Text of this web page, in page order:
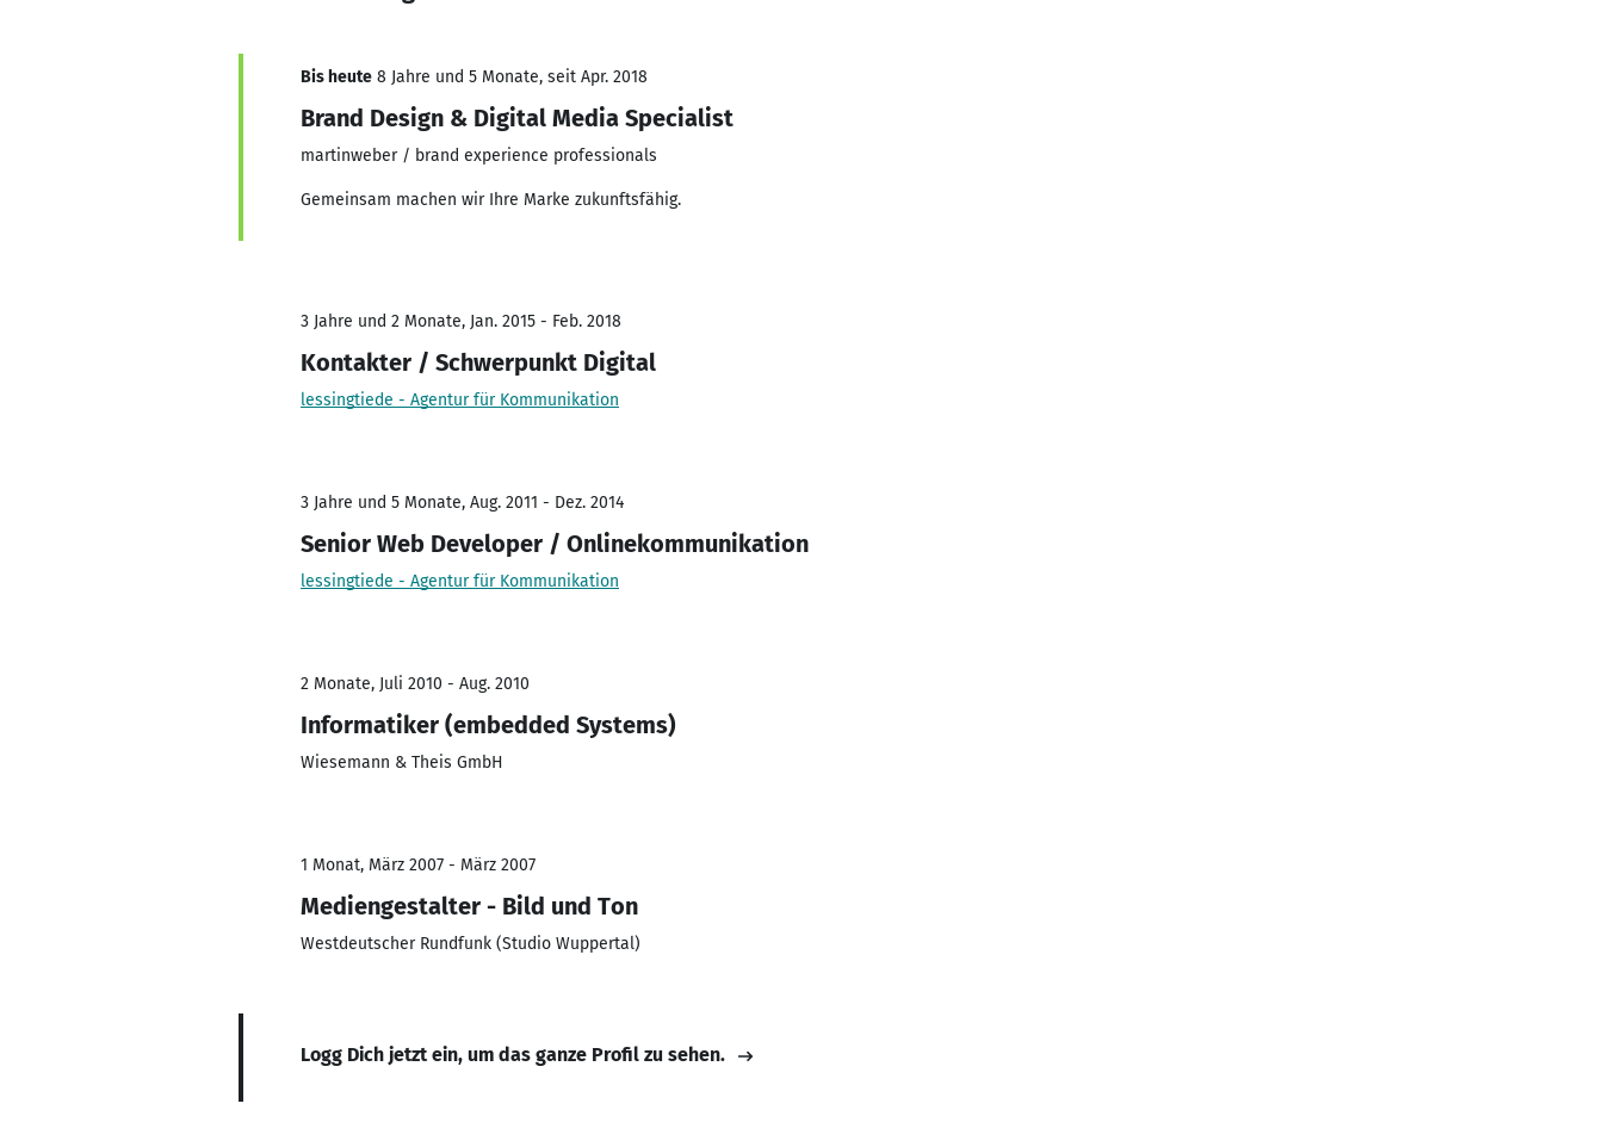
Bis heute 8 Jahre und 5 Monate, seit Apr. 2018
Brand Design & Digital Media Specialist
martinweber / brand experience professionals
Gemeinsam machen wir Ihre Marke zukunftsfähig.
3 Jahre und 2 Monate, Jan. 2015 - Feb. 2018
Kontakter / Schwerpunkt Digital
lessingtiede - Agentur für Kommunikation
3 Jahre und 5 Monate, Aug. 2011 - Dez. 2014
Senior Web Developer / Onlinekommunikation
lessingtiede - Agentur für Kommunikation
2 Monate, Juli 2010 - Aug. 2010
Informatiker (embedded Systems)
Wiesemann & Theis GmbH
1 Monat, März 2007 - März 2007
Mediengestalter - Bild und Ton
Westdeutscher Rundfunk (Studio Wuppertal)
Logg Dich jetzt ein, um das ganze Profil zu sehen.